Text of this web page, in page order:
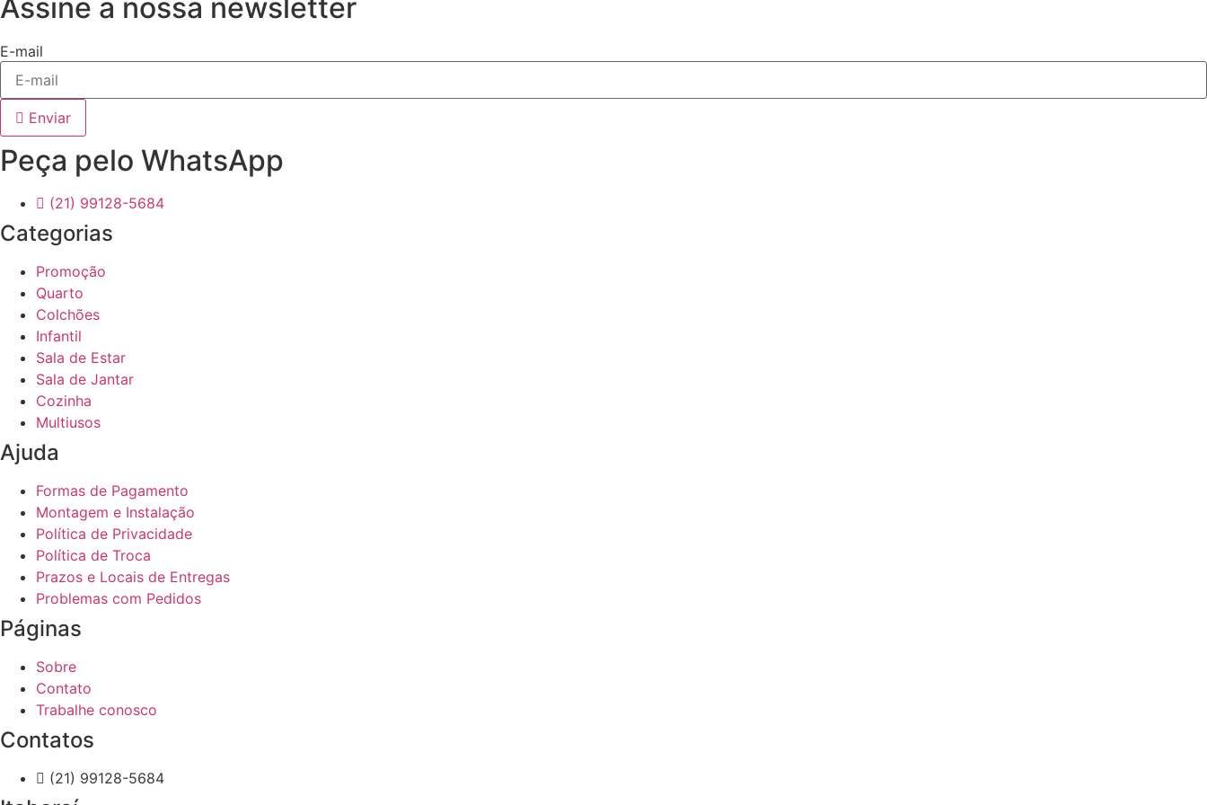
Assine a nossa newsletter
E-mail
Enviar
Peça pelo WhatsApp
(21) 99128-5684
Categorias
Promoção
Quarto
Colchões
Infantil
Sala de Estar
Sala de Jantar
Cozinha
Multiusos
Ajuda
Formas de Pagamento
Montagem e Instalação
Política de Privacidade
Política de Troca
Prazos e Locais de Entregas
Problemas com Pedidos
Páginas
Sobre
Contato
Trabalhe conosco
Contatos
(21) 99128-5684